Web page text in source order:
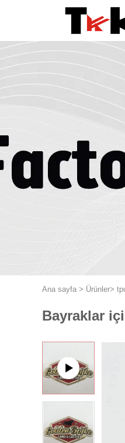
Ana sayfa > Ürünler>
Bayraklar